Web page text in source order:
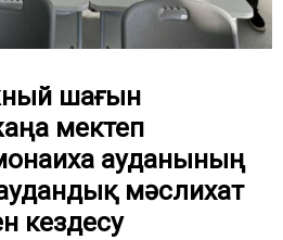
шағын
мектеп
ауданының
мәслихат
кездесу